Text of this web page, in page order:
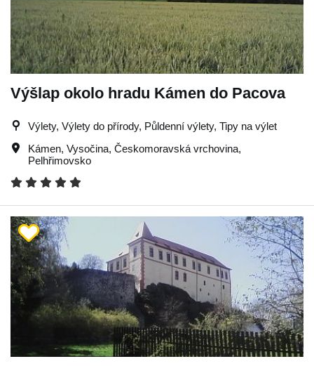
Výšlap okolo hradu Kámen do Pacova
Výlety, Výlety do přírody, Půldenní výlety, Tipy na výlet
Kámen, Vysočina, Českomoravská vrchovina,
Pelhřimovsko